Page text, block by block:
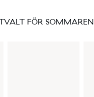
FÖR SOMMAREN